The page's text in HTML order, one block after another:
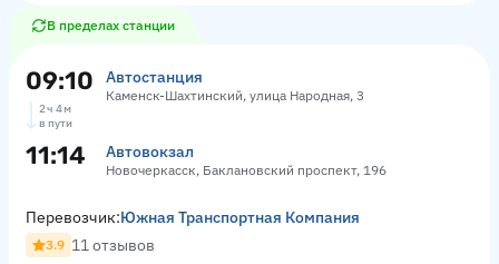
В пределах станции
09:10 Автостанция
Каменск-Шахтинский, улица Народная, 3
2 ч 4 м
в пути
11:14 Автовокзал
Новочеркасск, Баклановский проспект, 196
Перевозчик:Южная Транспортная Компания
3.9 11 отзывов